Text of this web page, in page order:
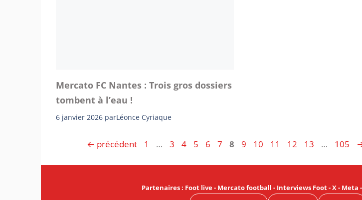
Mercato FC Nantes : Trois gros dossiers
tombent à l’eau !
6 janvier 2026 parLéonce Cyriaque
← précédent Page
1 … Page
3 Page
4 Page
5 Page
6 Page
7 Page
8 Page
9 Page
10 Page
11 Page
12 Page
13 … Page
105
Partenaires: Foot live- Mercato football - Interviews Foot-X- Meta -